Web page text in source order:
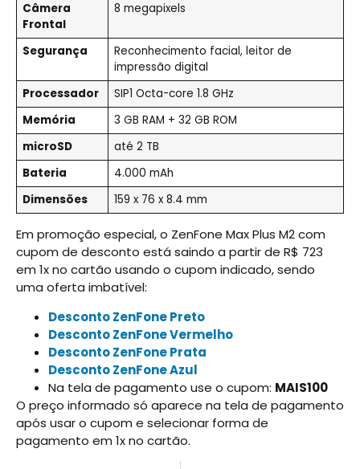
Câmera
Frontal
8 megapixels
Segurança
Reconhecimento facial, leitor de
impressão digital
Processador
SIP1 Octa-core 1.8 GHz
Memória
3 GB RAM + 32 GB ROM
microSD
até 2 TB
Bateria
4.000 mAh
Dimensões
159 x 76 x 8.4 mm
Em promoção especial, o ZenFone Max Plus M2 com
cupom de desconto está saindo a partir de R$ 723
em 1x no cartão usando o cupom indicado, sendo
uma oferta imbatível:
Desconto ZenFone Preto
Desconto ZenFone Vermelho
Desconto ZenFone Prata
Desconto ZenFone Azul
Na tela de pagamento use o cupom: MAIS100
O preço informado só aparece na tela de pagamento
após usar o cupom e selecionar forma de
pagamento em 1x no cartão.